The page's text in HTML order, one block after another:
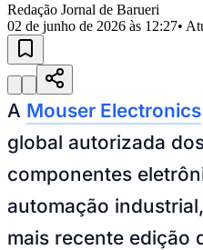
RegiãoCotiaCruz PretaEngenho
MilitarItapeviJandira Jardim Audir
EsperançaJardim Graziela
JulioJardim Líbano
MutingaJardim Paraíso
LuísJardim São PedroJardim São
TupãJardim TupanciMutinga
Camargos Parque ImperialParque
ParnaíbaSilveiraTamboréVale do
Vila Engenho Novo Vila
EscadaVila PortoVotupoca
Para Sua Empresa
Redação Jornal de Barueri
02 de junho de 2026 às 12:27•
A Mouser Electronics
global autorizada
componentes
automação
mais recente edição